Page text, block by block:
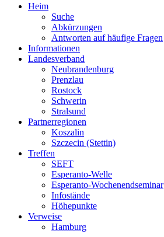
Heim
Suche
Abkürzungen
Antworten auf häufige Fragen
Informationen
Landesverband
Neubrandenburg
Prenzlau
Rostock
Schwerin
Stralsund
Partnerregionen
Koszalin
Szczecin (Stettin)
Treffen
SEFT
Esperanto-Welle
Esperanto-Wochenendseminar
Infostände
Höhepunkte
Verweise
Hamburg